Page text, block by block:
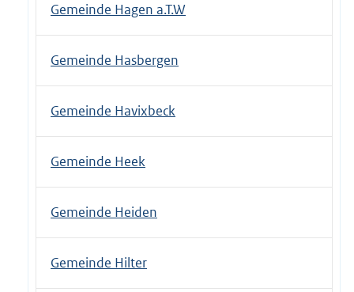
Gemeinde Hagen a.T.W
Gemeinde Hasbergen
Gemeinde Havixbeck
Gemeinde Heek
Gemeinde Heiden
Gemeinde Hilter